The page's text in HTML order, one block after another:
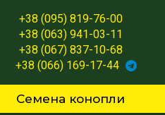
+38 (095) 819-76-00
+38 (063) 941-03-11
+38 (067) 837-10-68
+38 (066) 169-17-44
Семена конопли